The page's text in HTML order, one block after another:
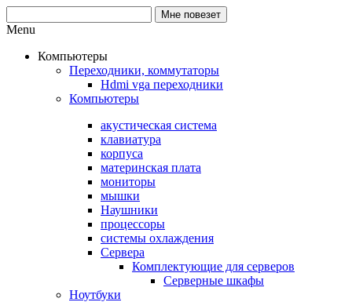
Menu
Компьютеры
Переходники, коммутаторы
Hdmi vga переходники
Компьютеры
акустическая система
клавиатура
корпуса
материнская плата
мониторы
мышки
Наушники
процессоры
системы охлаждения
Сервера
Комплектующие для серверов
Серверные шкафы
Ноутбуки